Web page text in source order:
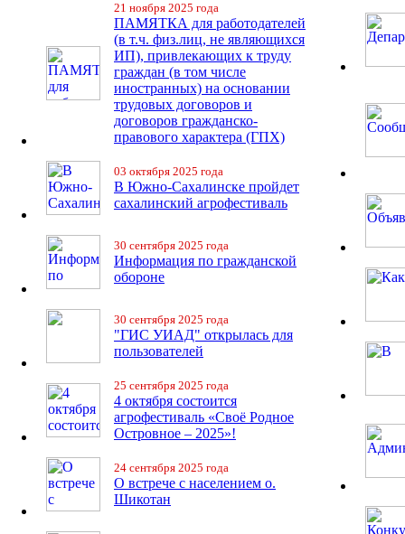
21 ноября 2025 года
ПАМЯТКА для работодателей
(в т.ч. физ.лиц, не являющихся
ИП), привлекающих к труду
граждан (в том числе
иностранных) на основании
трудовых договоров и
договоров гражданско-
правового характера (ГПХ)
03 октября 2025 года
В Южно-Сахалинске пройдет
сахалинский агрофестиваль
30 сентября 2025 года
Информация по гражданской
обороне
30 сентября 2025 года
"ГИС УИАД" открылась для
пользователей
25 сентября 2025 года
4 октября состоится
агрофестиваль «Своё Родное
Островное – 2025»!
24 сентября 2025 года
О встрече с населением о.
Шикотан